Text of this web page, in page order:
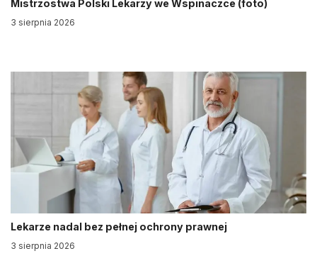
Mistrzostwa Polski Lekarzy we Wspinaczce (foto)
3 sierpnia 2026
Lekarze nadal bez pełnej ochrony prawnej
3 sierpnia 2026